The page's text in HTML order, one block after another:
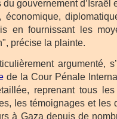
gouvernement d’Israël
économique,
en fournissant les
précise la plainte.
argumenté,
de la Cour Pénale
reprenant tous
les témoignages et les
à Gaza depuis de